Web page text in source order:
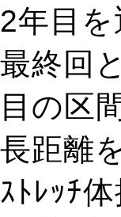
2年目
最終回
目の区
長距離
ｽﾄﾚｯﾁ